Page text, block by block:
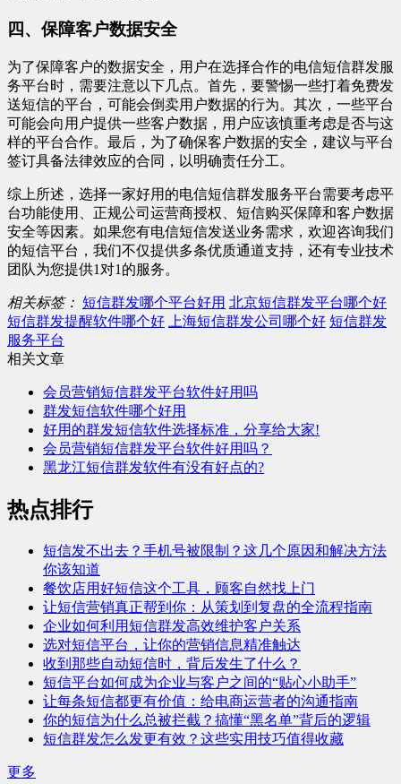
四、保障客户数据安全
为了保障客户的数据安全，用户在选择合作的电信短信群发服
务平台时，需要注意以下几点。首先，要警惕一些打着免费发
送短信的平台，可能会倒卖用户数据的行为。其次，一些平台
可能会向用户提供一些客户数据，用户应该慎重考虑是否与这
样的平台合作。最后，为了确保客户数据的安全，建议与平台
签订具备法律效应的合同，以明确责任分工。
综上所述，选择一家好用的电信短信群发服务平台需要考虑平
台功能使用、正规公司运营商授权、短信购买保障和客户数据
安全等因素。如果您有电信短信发送业务需求，欢迎咨询我们
的短信平台，我们不仅提供多条优质通道支持，还有专业技术
团队为您提供1对1的服务。
相关标签： 短信群发哪个平台好用 北京短信群发平台哪个好
短信群发提醒软件哪个好
上海短信群发公司哪个好 短信群发
服务平台
相关文章
会员营销短信群发平台软件好用吗
群发短信软件哪个好用
好用的群发短信软件选择标准，分享给大家!
会员营销短信群发平台软件好用吗？
黑龙江短信群发软件有没有好点的?
热点排行
短信发不出去？手机号被限制？这几个原因和解决方法
你该知道
餐饮店用好短信这个工具，顾客自然找上门
让短信营销真正帮到你：从策划到复盘的全流程指南
企业如何利用短信群发高效维护客户关系
选对短信平台，让你的营销信息精准触达
收到那些自动短信时，背后发生了什么？
短信平台如何成为企业与客户之间的“贴心小助手”
让每条短信都更有价值：给电商运营者的沟通指南
你的短信为什么总被拦截？搞懂“黑名单”背后的逻辑
短信群发怎么发更有效？这些实用技巧值得收藏
更多